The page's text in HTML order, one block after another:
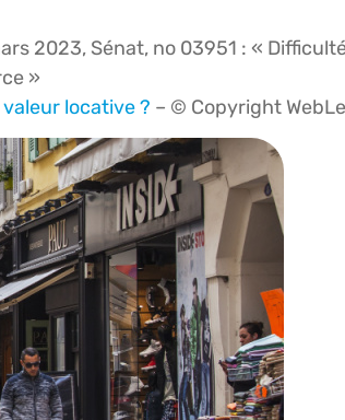
2023, Sénat, no 03951 : «
»
locative ? – © Copyright